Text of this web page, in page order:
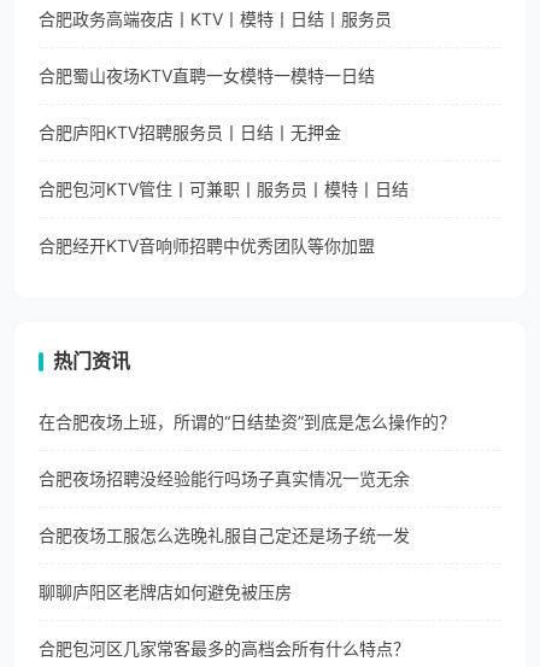
合肥政务高端夜店丨KTV丨模特丨日结丨服务员
合肥蜀山夜场KTV直聘一女模特一模特一日结
合肥庐阳KTV招聘服务员丨日结丨无押金
合肥包河KTV管住丨可兼职丨服务员丨模特丨日结
合肥经开KTV音响师招聘中优秀团队等你加盟
热门资讯
在合肥夜场上班，所谓的“日结垫资”到底是怎么操作的？
合肥夜场招聘没经验能行吗场子真实情况一览无余
合肥夜场工服怎么选晚礼服自己定还是场子统一发
聊聊庐阳区老牌店如何避免被压房
合肥包河区几家常客最多的高档会所有什么特点？